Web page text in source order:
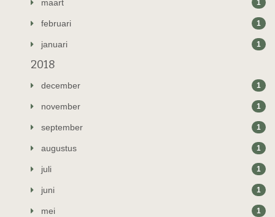
maart 1
februari 1
januari 1
2018
december 1
november 1
september 1
augustus 1
juli 1
juni 1
mei 1